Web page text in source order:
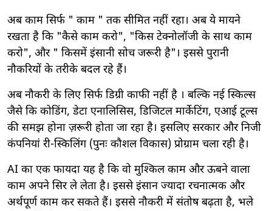
अब काम सिर्फ " काम " तक सीमित नहीं रहा। अब ये मायने
रखता है कि "कैसे काम करो", "किस टेक्नोलॉजी के साथ काम
करो", और " किसमें इंसानी सोच जरूरी है"। इससे पुरानी
नौकरियों के तरीके बदल रहे हैं।
अब नौकरी के लिए सिर्फ डिग्री काफी नहीं है । बल्कि नई स्किल्स
जैसे कि कोडिंग, डेटा एनालिसिस, डिजिटल मार्केटिंग, एआई टूल्स
की समझ होना ज़रूरी होता जा रहा है। इसलिए सरकार और निजी
कंपनियां री-स्किलिंग (पुनः कौशल विकास) प्रोग्राम चला रही है।
AI का एक फायदा यह है कि वो मुश्किल काम और ऊबने वाला
काम अपने सिर ले लेता है। इससे इंसान ज्यादा रचनात्मक और
अर्थपूर्ण काम कर सकते हैं। इससे नौकरी में संतोष बढ़ता है, भले